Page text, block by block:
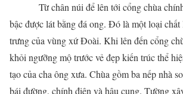
Từ chân núi để lên tới cổng chùa chính
bậc được lát bằng đá ong. Đó là một loại chất
trưng của vùng xứ Đoài. Khi lên đến cổng
khỏi ngưỡng mộ trước vẻ đẹp kiến trúc thể
tạo của cha ông xưa. Chùa gồm ba nếp nhà
bái đường, chính điện và hậu cung. Tường